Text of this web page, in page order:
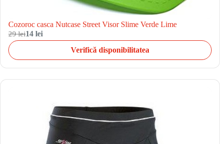
Cozoroc casca Nutcase Street Visor Slime Verde Lime
29 lei14 lei
Verifică disponibilitatea